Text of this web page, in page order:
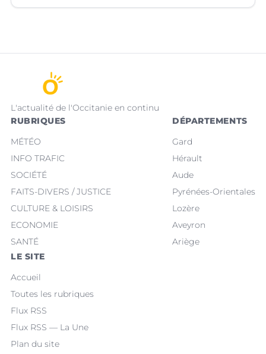
L'actualité de l'Occitanie en continu
RUBRIQUES
MÉTÉO
INFO TRAFIC
SOCIÉTÉ
FAITS-DIVERS / JUSTICE
CULTURE & LOISIRS
ECONOMIE
SANTÉ
DÉPARTEMENTS
Gard
Hérault
Aude
Pyrénées-Orientales
Lozère
Aveyron
Ariège
LE SITE
Accueil
Toutes les rubriques
Flux RSS
Flux RSS — La Une
Plan du site